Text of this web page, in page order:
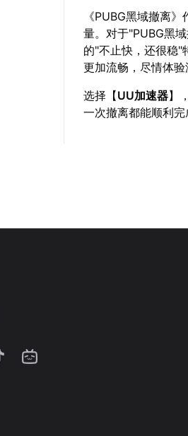
《PUBG黑域撤离
量。对于"PUBG黑
的"不止快，还很稳"
更加流畅，尽情体验
选择【UU加速器】
一次撤离都能顺利